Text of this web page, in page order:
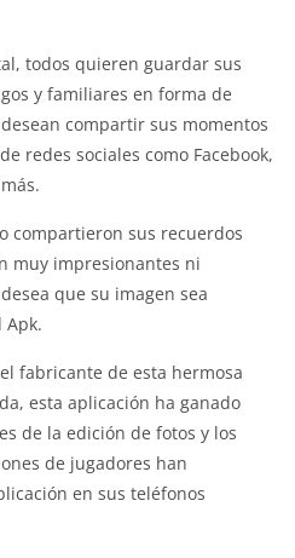
todos quieren guardar sus
y familiares en forma de
compartir sus momentos
redes sociales como Facebook,
compartieron sus recuerdos
muy impresionantes ni
que su imagen sea
Apk.
fabricante de esta hermosa
esta aplicación ha ganado
de la edición de fotos y los
de jugadores han
en sus teléfonos